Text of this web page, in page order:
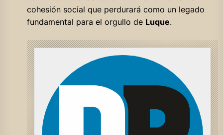
cohesión social que perdurará como un legado
fundamental para el orgullo de Luque.